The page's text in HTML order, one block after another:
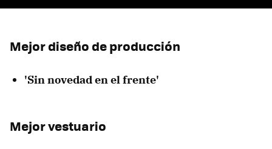
Mejor diseño de producción
'Sin novedad en el frente'
Mejor vestuario